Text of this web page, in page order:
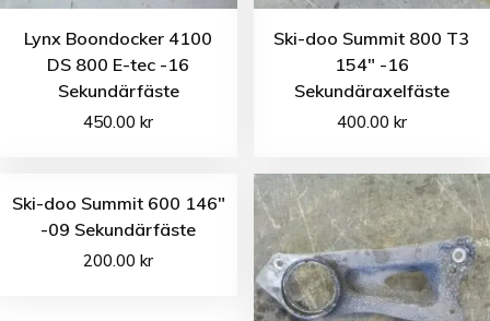
Lynx Boondocker 4100
DS 800 E-tec -16
Sekundärfäste
450.00kr
Ski-doo Summit 800 T3
154″ -16
Sekundäraxelfäste
400.00 kr
Ski-doo Summit 600 146″
-09 Sekundärfäste
200.00kr